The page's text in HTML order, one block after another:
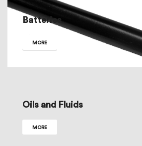
Batteries
MORE
Oils and Fluids
MORE